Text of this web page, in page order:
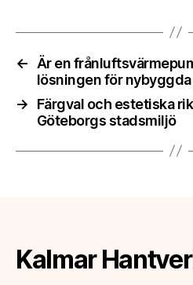
←
Är en
lösningen för
→
Färgval och estetiska
Göteborgs stadsmiljö
Kalmar